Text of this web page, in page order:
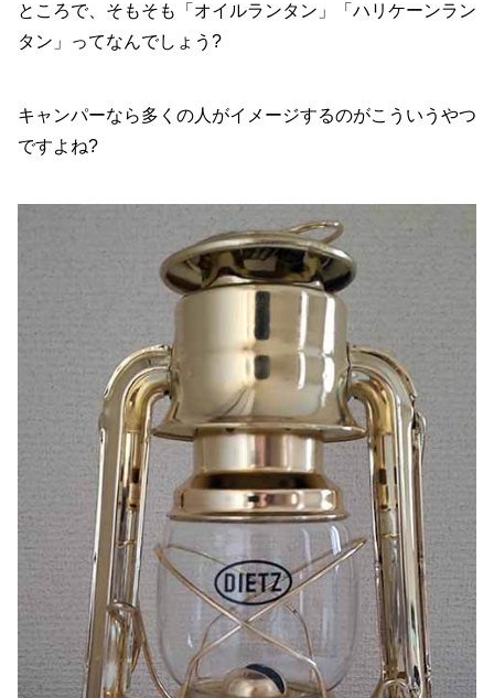
ところで、そもそも「オイルランタン」「ハリケーンラン
タン」ってなんでしょう?
キャンパーなら多くの人がイメージするのがこういうやつ
ですよね?